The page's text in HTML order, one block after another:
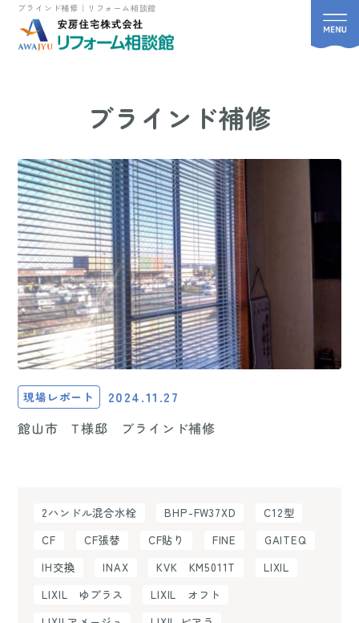
ブラインド補修｜リフォーム相談館
ブラインド補修
現場レポート 2024.11.27
館山市 T様邸 ブラインド補修
2ハンドル混合水栓 BHP-FW37XD
C12型
CF
CF張替 CF貼り FINE
GAITEQ
IH交換
INAX KVK KM5011T
LIXIL
LIXIL ゆプラス
LIXIL オフト